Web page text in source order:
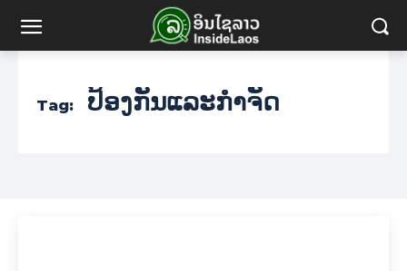
Tag: ປ້ອງກັນແລະກຳຈັດ